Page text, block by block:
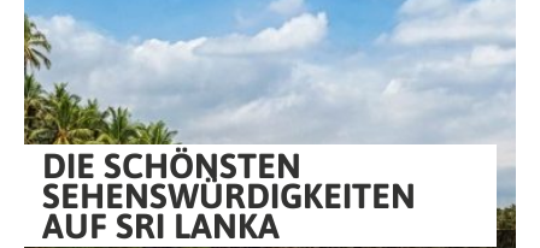
DIE SCHÖNSTEN
SEHENSWÜRDIGKEITEN
AUF SRI LANKA